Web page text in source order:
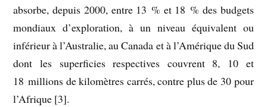
absorbe, depuis 2000, entre 13 % et 18 % des budgets
mondiaux d’exploration, à un niveau équivalent ou
inférieur à l’Australie, au Canada et à l’Amérique du Sud
dont les superficies respectives couvrent 8, 10 et
18 millions de kilomètres carrés, contre plus de 30 pour
l’Afrique [3].